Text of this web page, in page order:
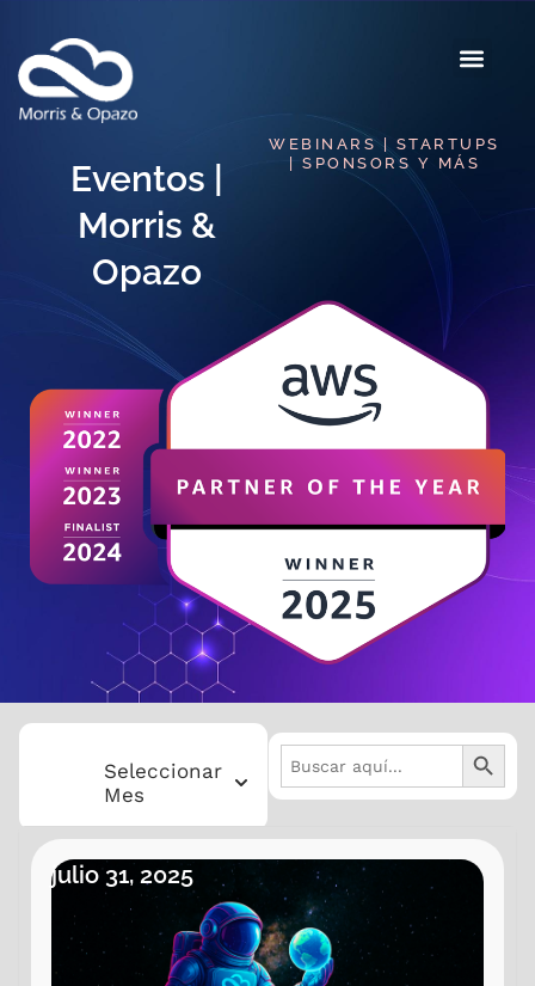
Eventos |
Morris &
Opazo​
WEBINARS | STARTUPS
| SPONSORS Y MÁS
Seleccionar
Mes
Buscar:
BOTÓN
Eventos mes2025 Julio
julio 31, 2025